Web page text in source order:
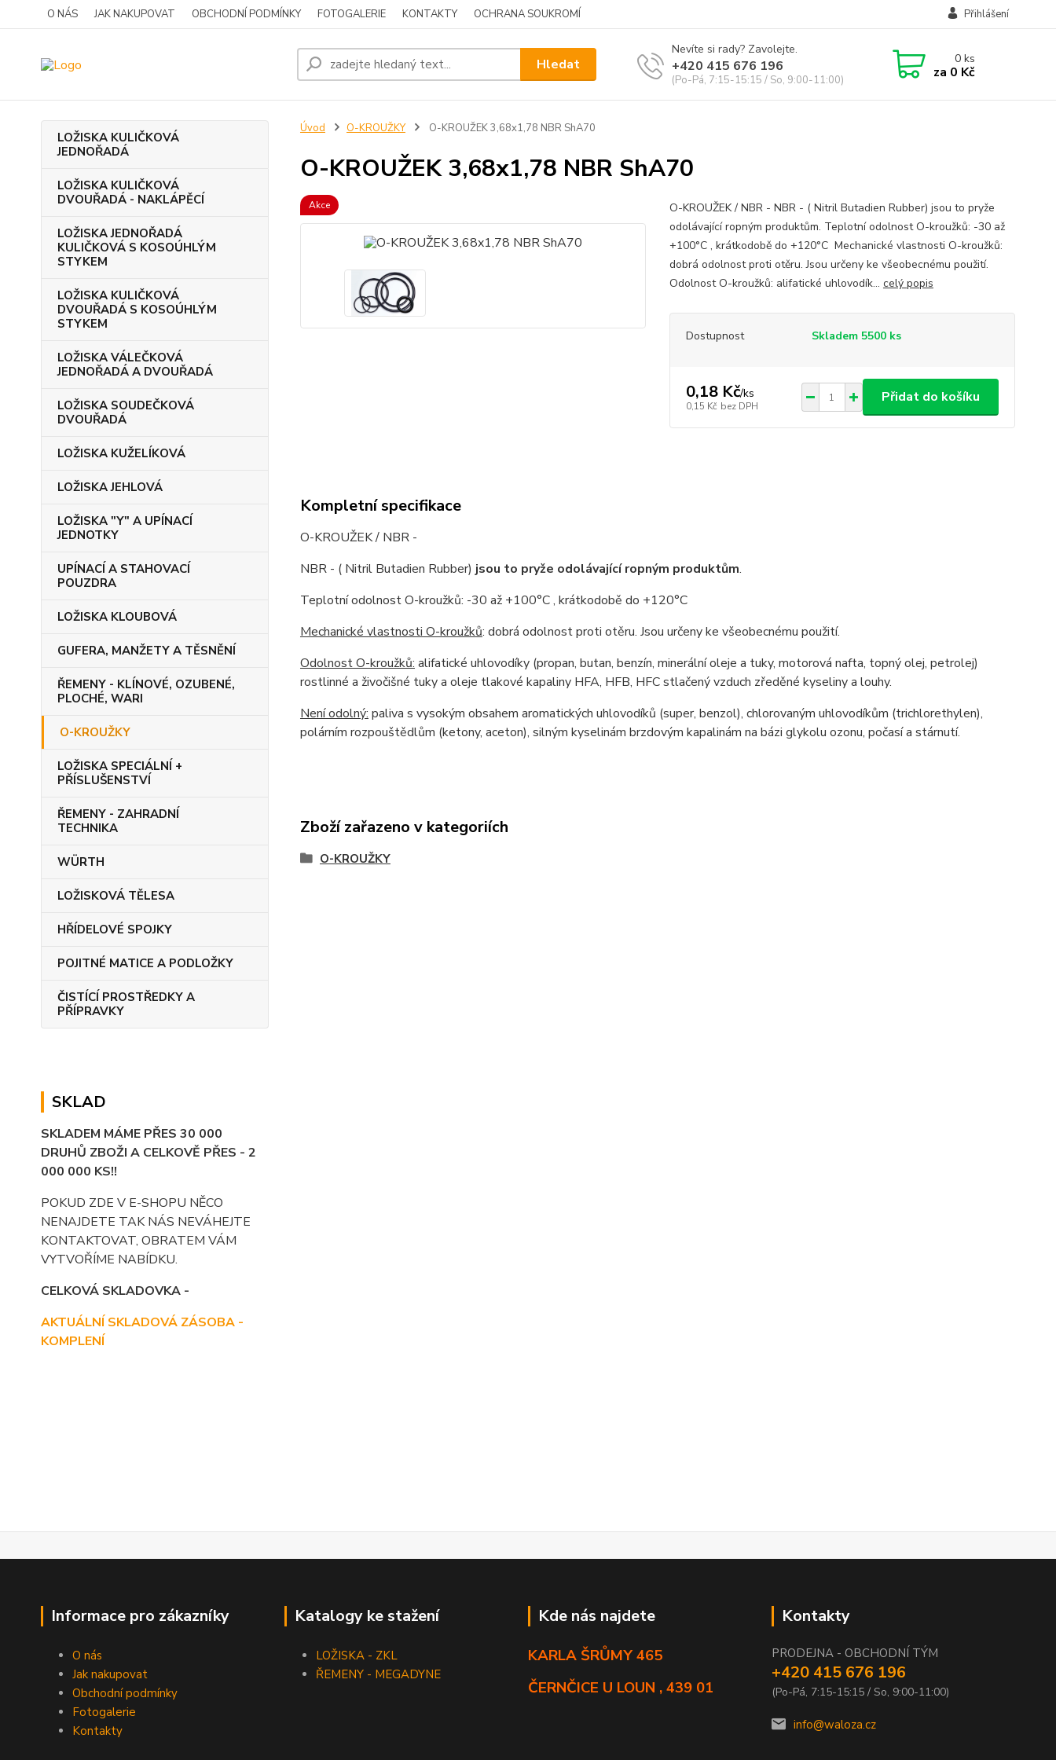
O NÁS JAK NAKUPOVAT OBCHODNÍ PODMÍNKY FOTOGALERIE KONTAKTY OCHRANA SOUKROMÍ Přihlášení
Hledat
Nevíte si rady? Zavolejte.
+420 415 676 196
(Po-Pá, 7:15-15:15 / So, 9:00-11:00)
0ks
za 0 Kč
LOŽISKA KULIČKOVÁ
JEDNOŘADÁ
LOŽISKA KULIČKOVÁ
DVOUŘADÁ - NAKLÁPĚCÍ
LOŽISKA JEDNOŘADÁ
KULIČKOVÁ S KOSOÚHLÝM
STYKEM
LOŽISKA KULIČKOVÁ
DVOUŘADÁ S KOSOÚHLÝM
STYKEM
LOŽISKA VÁLEČKOVÁ
JEDNOŘADÁ A DVOUŘADÁ
LOŽISKA SOUDEČKOVÁ
DVOUŘADÁ
LOŽISKA KUŽELÍKOVÁ
LOŽISKA JEHLOVÁ
LOŽISKA "Y" A UPÍNACÍ
JEDNOTKY
UPÍNACÍ A STAHOVACÍ
POUZDRA
LOŽISKA KLOUBOVÁ
GUFERA, MANŽETY A TĚSNĚNÍ
ŘEMENY - KLÍNOVÉ, OZUBENÉ,
PLOCHÉ, WARI
O-KROUŽKY
LOŽISKA SPECIÁLNÍ +
PŘÍSLUŠENSTVÍ
ŘEMENY - ZAHRADNÍ
TECHNIKA
WÜRTH
LOŽISKOVÁ TĚLESA
HŘÍDELOVÉ SPOJKY
POJITNÉ MATICE A PODLOŽKY
ČISTÍCÍ PROSTŘEDKY A
PŘÍPRAVKY
SKLAD
SKLADEM MÁME PŘES 30 000
DRUHŮ ZBOŽI A CELKOVĚ PŘES - 2
000 000 KS!!
POKUD ZDE V E-SHOPU NĚCO
NENAJDETE TAK NÁS NEVÁHEJTE
KONTAKTOVAT, OBRATEM VÁM
VYTVOŘÍME NABÍDKU.
CELKOVÁ SKLADOVKA -
AKTUÁLNÍ SKLADOVÁ ZÁSOBA -
KOMPLENÍ
Úvod O-KROUŽKY O-KROUŽEK 3,68x1,78 NBR ShA70
O-KROUŽEK 3,68x1,78 NBR ShA70
Akce
O-KROUŽEK / NBR - NBR - ( Nitril Butadien Rubber) jsou to pryže
odolávající ropným produktům. Teplotní odolnost O-kroužků: -30 až
+100°C , krátkodobě do +120°C Mechanické vlastnosti O-kroužků:
dobrá odolnost proti otěru. Jsou určeny ke všeobecnému použití.
Odolnost O-kroužků: alifatické uhlovodík... celý popis
Dostupnost Skladem 5500 ks
0,18 Kč/ks
0,15 Kč bez DPH
Přidat do košíku
Kompletní specifikace
O-KROUŽEK / NBR -
NBR - ( Nitril Butadien Rubber) jsou to pryže odolávající ropným produktům.
Teplotní odolnost O-kroužků: -30 až +100°C , krátkodobě do +120°C
Mechanické vlastnosti O-kroužků: dobrá odolnost proti otěru. Jsou určeny ke všeobecnému použití.
Odolnost O-kroužků: alifatické uhlovodíky (propan, butan, benzín, minerální oleje a tuky, motorová nafta, topný olej, petrolej)
rostlinné a živočišné tuky a oleje tlakové kapaliny HFA, HFB, HFC stlačený vzduch zředěné kyseliny a louhy.
Není odolný: paliva s vysokým obsahem aromatických uhlovodíků (super, benzol), chlorovaným uhlovodíkům (trichlorethylen),
polárním rozpouštědlům (ketony, aceton), silným kyselinám brzdovým kapalinám na bázi glykolu ozonu, počasí a stárnutí.
Zboží zařazeno v kategoriích
O-KROUŽKY
Informace pro zákazníky
O nás
Jak nakupovat
Obchodní podmínky
Fotogalerie
Kontakty
Katalogy ke stažení
LOŽISKA - ZKL
ŘEMENY - MEGADYNE
Kde nás najdete
KARLA ŠRŮMY 465
ČERNČICE U LOUN , 439 01
Kontakty
PRODEJNA - OBCHODNÍ TÝM
+420 415 676 196
(Po-Pá, 7:15-15:15 / So, 9:00-11:00)
info@waloza.cz